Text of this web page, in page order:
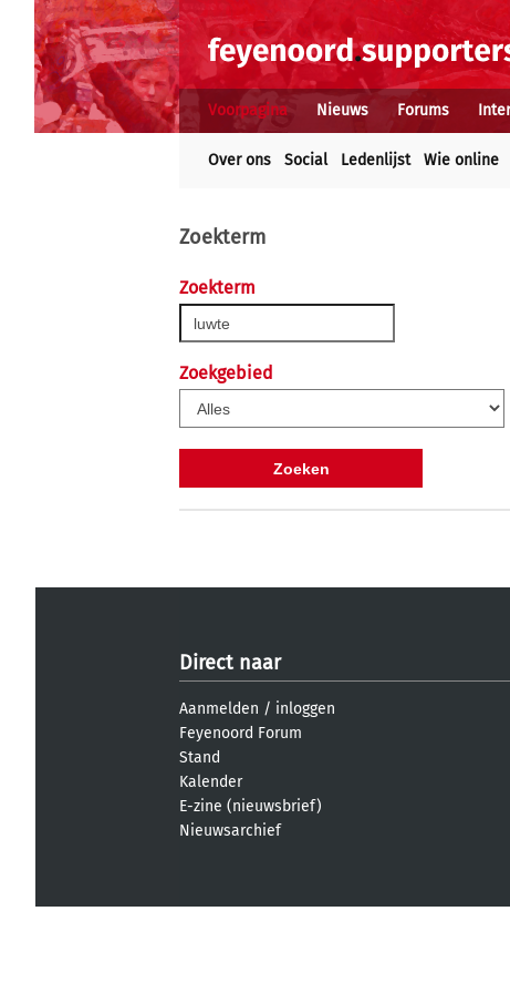
Voorpagina Nieuws Forums
Over ons Social Ledenlijst Wie online
Zoekterm
Zoekterm
Zoekgebied
Direct naar
Aanmelden / inloggen
Feyenoord Forum
Stand
Kalender
E-zine (nieuwsbrief)
Nieuwsarchief